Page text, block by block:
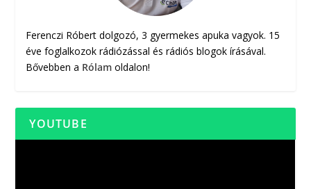
Ferenczi Róbert dolgozó, 3 gyermekes apuka vagyok. 15
éve foglalkozok rádiózással és rádiós blogok írásával.
Bővebben a Rólam oldalon!
YOUTUBE